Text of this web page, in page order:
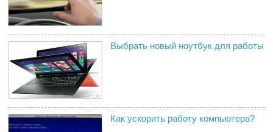
Выбрать новый ноутбук для работы
Как ускорить работу компьютера?